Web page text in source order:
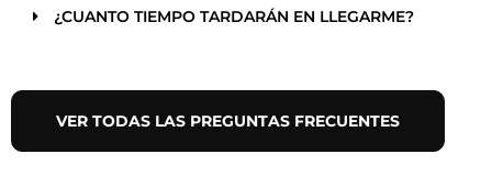
¿CUANTO TIEMPO TARDARÁN EN LLEGARME?
VER TODAS LAS PREGUNTAS FRECUENTES